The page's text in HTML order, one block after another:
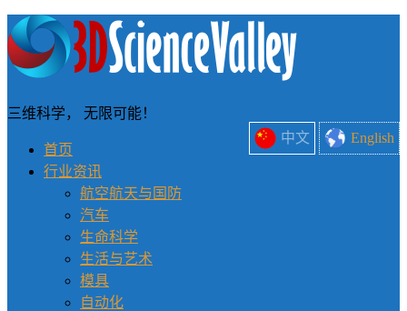
中文 English
三维科学， 无限可能！
首页
行业资讯
航空航天与国防
汽车
生命科学
生活与艺术
模具
自动化